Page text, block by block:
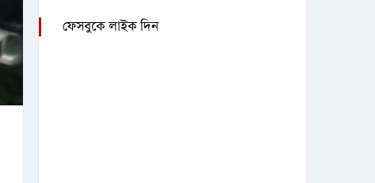
ফেসবুকে লাইক দিন